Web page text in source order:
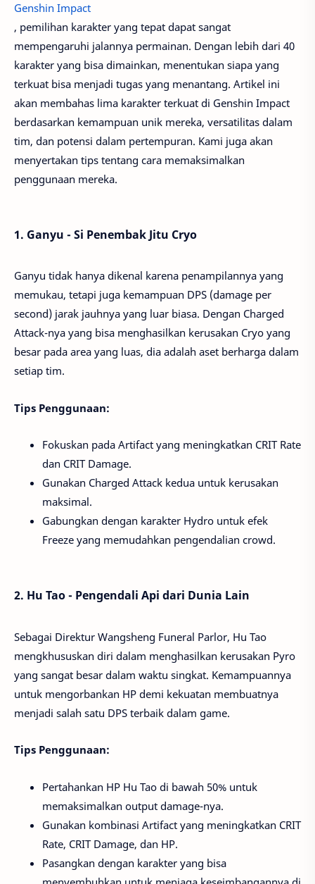
Genshin Impact
, pemilihan karakter yang tepat dapat sangat
mempengaruhi jalannya permainan. Dengan lebih dari 40
karakter yang bisa dimainkan, menentukan siapa yang
terkuat bisa menjadi tugas yang menantang. Artikel ini
akan membahas lima karakter terkuat di Genshin Impact
berdasarkan kemampuan unik mereka, versatilitas dalam
tim, dan potensi dalam pertempuran. Kami juga akan
menyertakan tips tentang cara memaksimalkan
penggunaan mereka.
1. Ganyu - Si Penembak Jitu Cryo
Ganyu tidak hanya dikenal karena penampilannya yang
memukau, tetapi juga kemampuan DPS (damage per
second) jarak jauhnya yang luar biasa. Dengan Charged
Attack-nya yang bisa menghasilkan kerusakan Cryo yang
besar pada area yang luas, dia adalah aset berharga dalam
setiap tim.
Tips Penggunaan:
Fokuskan pada Artifact yang meningkatkan CRIT Rate
dan CRIT Damage.
Gunakan Charged Attack kedua untuk kerusakan
maksimal.
Gabungkan dengan karakter Hydro untuk efek
Freeze yang memudahkan pengendalian crowd.
2. Hu Tao - Pengendali Api dari Dunia Lain
Sebagai Direktur Wangsheng Funeral Parlor, Hu Tao
mengkhususkan diri dalam menghasilkan kerusakan Pyro
yang sangat besar dalam waktu singkat. Kemampuannya
untuk mengorbankan HP demi kekuatan membuatnya
menjadi salah satu DPS terbaik dalam game.
Tips Penggunaan:
Pertahankan HP Hu Tao di bawah 50% untuk
memaksimalkan output damage-nya.
Gunakan kombinasi Artifact yang meningkatkan CRIT
Rate, CRIT Damage, dan HP.
Pasangkan dengan karakter yang bisa